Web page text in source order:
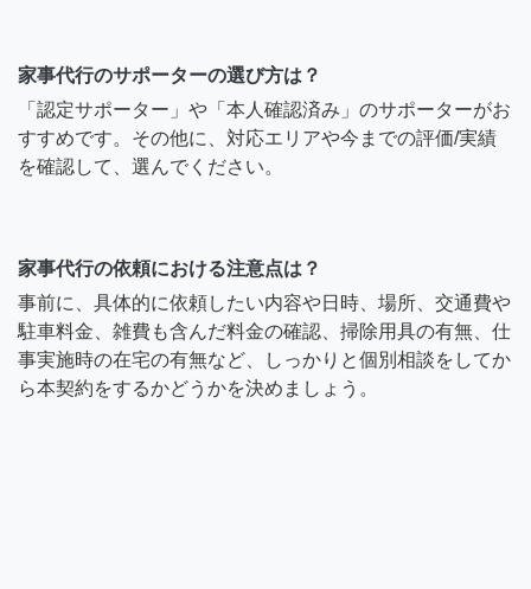
家事代行のサポーターの選び方は？
「認定サポーター」や「本人確認済み」のサポーターがお
すすめです。その他に、対応エリアや今までの評価/実績
を確認して、選んでください。
家事代行の依頼における注意点は？
事前に、具体的に依頼したい内容や日時、場所、交通費や
駐車料金、雑費も含んだ料金の確認、掃除用具の有無、仕
事実施時の在宅の有無など、しっかりと個別相談をしてか
ら本契約をするかどうかを決めましょう。